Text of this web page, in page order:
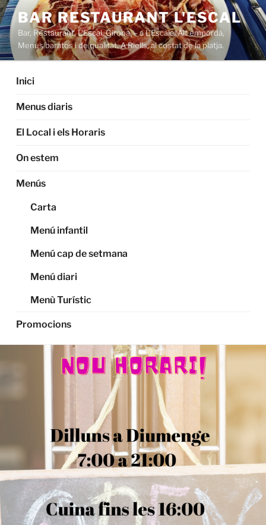
Saltar
al
contenido
BAR RESTAURANT L'ESCAL
Bar, Restaurant, L'Escal, Girona, – a L'Escala. Alt empordà,
Menus baratos i de qualitat. A Riells, al costat de la platja.
Inici
Menus diaris
El Local i els Horaris
On estem
Menús
Carta
Menú infantil
Menú cap de setmana
Menú diari
Menù Turístic
Promocions